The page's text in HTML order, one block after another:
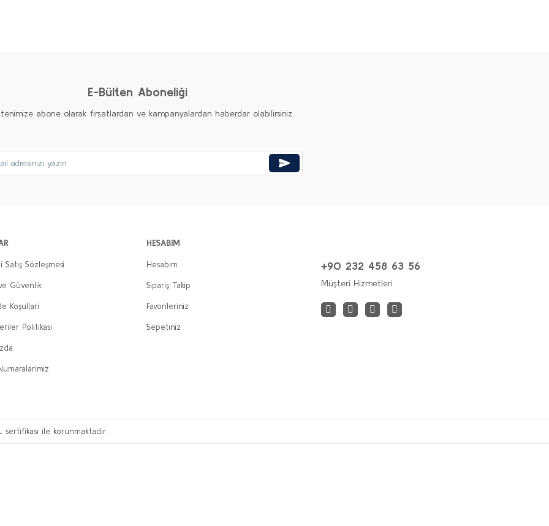
E-Bülten Aboneliği
abone olarak fırsatlardan ve kampanyalardan haberdar olabilirsiniz.
Satış Sözleşmesi
Güvenlik
Koşullari
Politikası
HESABIM
Hesabım
Sipariş Takip
Favorileriniz
Sepetiniz
+90 232 458 63 56
Müşteri Hizmetleri
sertifikası ile korunmaktadır.